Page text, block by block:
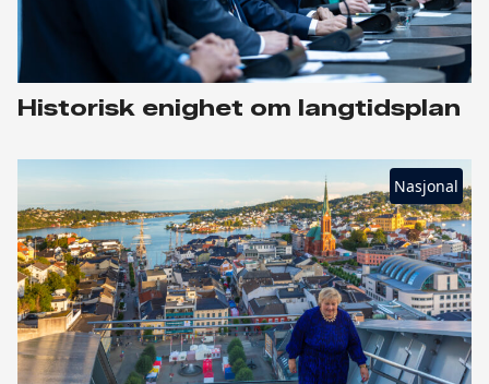
Historisk enighet om langtidsplan
Nasjonal